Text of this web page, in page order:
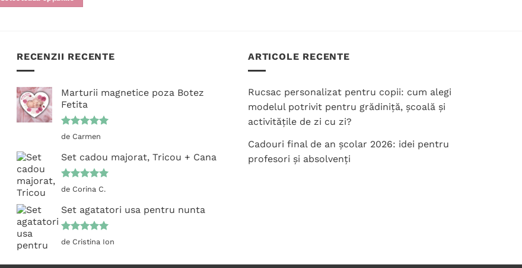
mai
Opțiunile
pot
fi
pagina
produsului.
produsului.
pot
fi
în
RECENZII RECENTE
Marturii magnetice poza Botez
Fetita
Evaluat la
de Carmen
Set cadou majorat, Tricou + Cana
Evaluat la
de Corina C.
Set agatatori usa pentru nunta
Evaluat la
de Cristina Ion
ARTICOLE RECENTE
Rucsac personalizat pentru copii: cum alegi
modelul potrivit pentru grădiniță, școală și
activitățile de zi cu zi?
Cadouri final de an școlar 2026: idei pentru
profesori și absolvenți